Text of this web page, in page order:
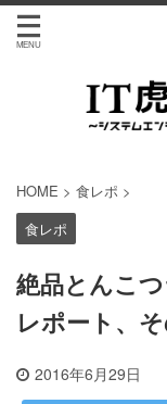
HOME > 食レポ >
食レポ
絶品とんこ
レポート、
2016年6月29日